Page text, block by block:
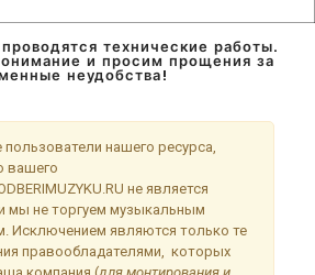
технические работы.
и просим прощения за
неудобства!
нашего ресурса,
вашего
не является
мы не торгуем музыкальным
Исключением являются только те
правообладателями, которых